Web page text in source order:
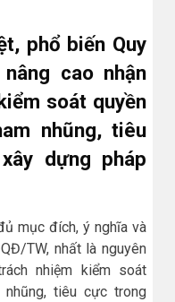
phổ biến Quy
cao nhận
soát quyền
nhũng, tiêu
dựng pháp
mục đích, ý nghĩa và
TW, nhất là nguyên
nhiệm kiểm soát
nhũng, tiêu cực trong